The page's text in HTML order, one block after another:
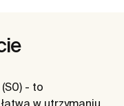
- to
w utrzymaniu